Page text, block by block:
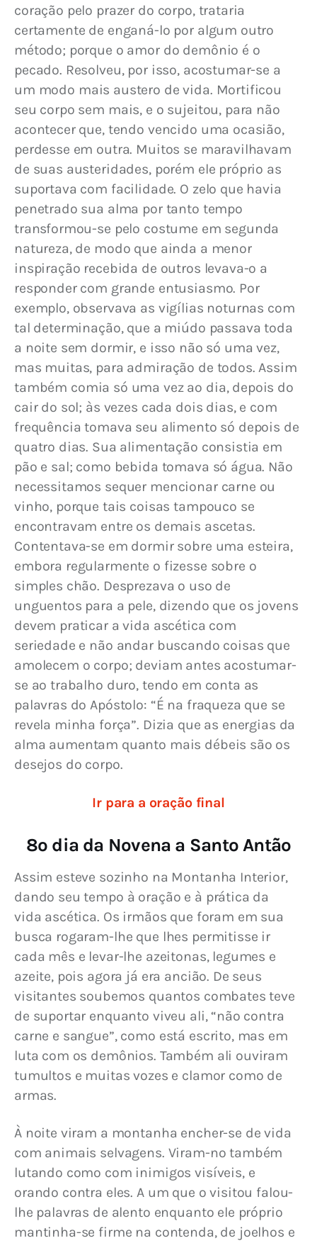
coração pelo prazer do corpo, trataria
certamente de enganá-lo por algum outro
método; porque o amor do demônio é o
pecado. Resolveu, por isso, acostumar-se a
um modo mais austero de vida. Mortificou
seu corpo sem mais, e o sujeitou, para não
acontecer que, tendo vencido uma ocasião,
perdesse em outra. Muitos se maravilhavam
de suas austeridades, porém ele próprio as
suportava com facilidade. O zelo que havia
penetrado sua alma por tanto tempo
transformou-se pelo costume em segunda
natureza, de modo que ainda a menor
inspiração recebida de outros levava-o a
responder com grande entusiasmo. Por
exemplo, observava as vigílias noturnas com
tal determinação, que a miúdo passava toda
a noite sem dormir, e isso não só uma vez,
mas muitas, para admiração de todos. Assim
também comia só uma vez ao dia, depois do
cair do sol; às vezes cada dois dias, e com
frequência tomava seu alimento só depois de
quatro dias. Sua alimentação consistia em
pão e sal; como bebida tomava só água. Não
necessitamos sequer mencionar carne ou
vinho, porque tais coisas tampouco se
encontravam entre os demais ascetas.
Contentava-se em dormir sobre uma esteira,
embora regularmente o fizesse sobre o
simples chão. Desprezava o uso de
unguentos para a pele, dizendo que os jovens
devem praticar a vida ascética com
seriedade e não andar buscando coisas que
amolecem o corpo; deviam antes acostumar-
se ao trabalho duro, tendo em conta as
palavras do Apóstolo: “É na fraqueza que se
revela minha força”. Dizia que as energias da
alma aumentam quanto mais débeis são os
desejos do corpo.
Ir para a oração final
8º dia da Novena a Santo Antão
Assim esteve sozinho na Montanha Interior,
dando seu tempo à oração e à prática da
vida ascética. Os irmãos que foram em sua
busca rogaram-lhe que lhes permitisse ir
cada mês e levar-lhe azeitonas, legumes e
azeite, pois agora já era ancião. De seus
visitantes soubemos quantos combates teve
de suportar enquanto viveu ali, “não contra
carne e sangue”, como está escrito, mas em
luta com os demônios. Também ali ouviram
tumultos e muitas vozes e clamor como de
armas.
À noite viram a montanha encher-se de vida
com animais selvagens. Viram-no também
lutando como com inimigos visíveis, e
orando contra eles. A um que o visitou falou-
lhe palavras de alento enquanto ele próprio
mantinha-se firme na contenda, de joelhos e